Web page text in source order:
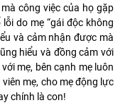
công việc của họ gặp
do mẹ “gái độc không
và cảm nhận được mà
hiểu và đồng cảm với
mẹ, bên cạnh mẹ luôn
mẹ, cho mẹ động lực
chính là con!